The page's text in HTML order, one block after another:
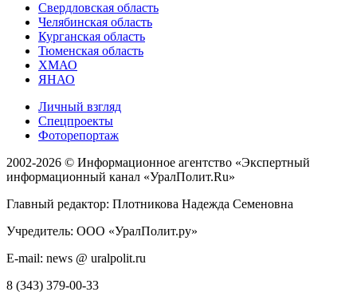
Свердловская область
Челябинская область
Курганская область
Тюменская область
ХМАО
ЯНАО
Личный взгляд
Спецпроекты
Фоторепортаж
2002-2026 © Информационное агентство «Экспертный
информационный канал «УралПолит.Ru»
Главный редактор: Плотникова Надежда Семеновна
Учредитель: ООО «УралПолит.ру»
E-mail: news @ uralpolit.ru
8 (343) 379-00-33